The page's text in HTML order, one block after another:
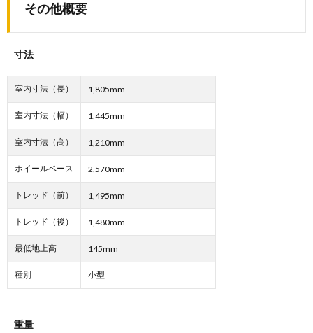
その他概要
寸法
室内寸法（長） 1,805mm
室内寸法（幅） 1,445mm
室内寸法（高） 1,210mm
ホイールベース 2,570mm
トレッド（前） 1,495mm
トレッド（後） 1,480mm
最低地上高 145mm
種別 小型
重量